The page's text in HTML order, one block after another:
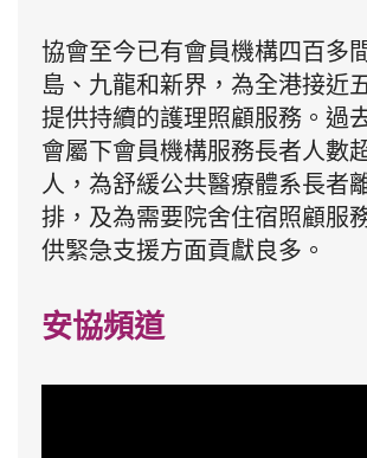
協會至今已有會員機構四百多
島、九龍和新界，為全港接近
提供持續的護理照顧服務。過
會屬下會員機構服務長者人數
人，為舒緩公共醫療體系長者
排，及為需要院舍住宿照顧服
供緊急支援方面貢獻良多。
安協頻道